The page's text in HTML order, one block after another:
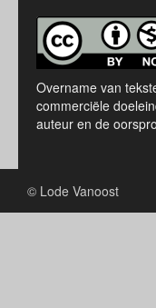
Overname van
commerciële
auteur en de
© Lode Vanoost